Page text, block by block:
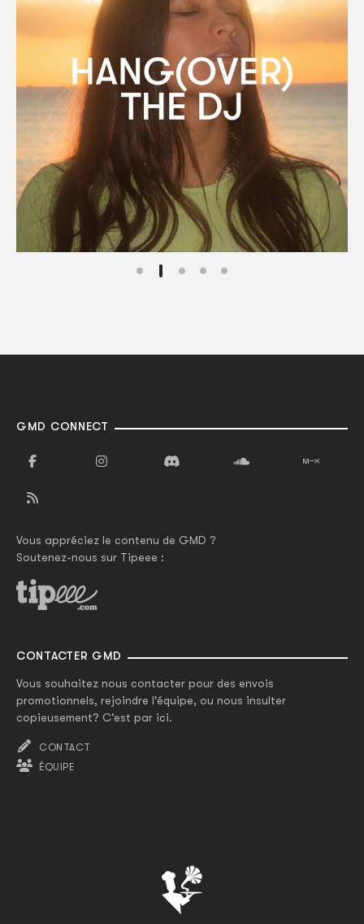
GMD CONNECT
Vous appréciez le contenu de GMD ?
Soutenez-nous sur Tipeee :
CONTACTER GMD
Vous souhaitez nous contacter pour des envois
promotionnels, rejoindre l'équipe, ou nous insulter
copieusement? C'est par ici.
CONTACT
ÉQUIPE